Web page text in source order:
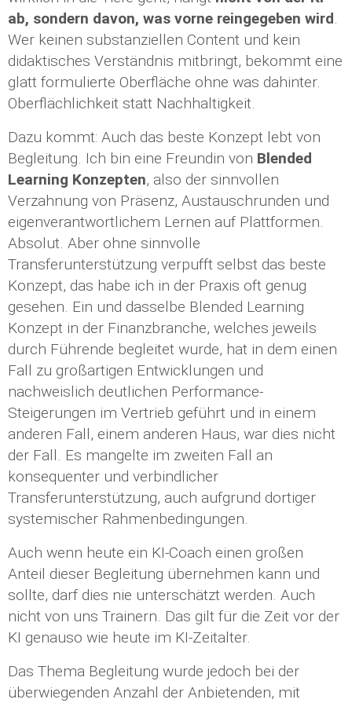
ab, sondern davon, was vorne reingegeben wird.
Wer keinen substanziellen Content und kein
didaktisches Verständnis mitbringt, bekommt eine
glatt formulierte Oberfläche ohne was dahinter.
Oberflächlichkeit statt Nachhaltigkeit.
Dazu kommt: Auch das beste Konzept lebt von
Begleitung. Ich bin eine Freundin von Blended
Learning Konzepten, also der sinnvollen
Verzahnung von Präsenz, Austauschrunden und
eigenverantwortlichem Lernen auf Plattformen.
Absolut. Aber ohne sinnvolle
Transferunterstützung verpufft selbst das beste
Konzept, das habe ich in der Praxis oft genug
gesehen. Ein und dasselbe Blended Learning
Konzept in der Finanzbranche, welches jeweils
durch Führende begleitet wurde, hat in dem einen
Fall zu großartigen Entwicklungen und
nachweislich deutlichen Performance-
Steigerungen im Vertrieb geführt und in einem
anderen Fall, einem anderen Haus, war dies nicht
der Fall. Es mangelte im zweiten Fall an
konsequenter und verbindlicher
Transferunterstützung, auch aufgrund dortiger
systemischer Rahmenbedingungen.
Auch wenn heute ein KI-Coach einen großen
Anteil dieser Begleitung übernehmen kann und
sollte, darf dies nie unterschätzt werden. Auch
nicht von uns Trainern. Das gilt für die Zeit vor der
KI genauso wie heute im KI-Zeitalter.
Das Thema Begleitung wurde jedoch bei der
überwiegenden Anzahl der Anbietenden, mit